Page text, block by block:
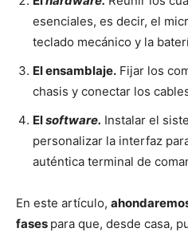
esenciales, es decir, el
teclado mecánico y la
El ensamblaje. Fijar los
chasis y conectar los
Elsoftware. Instalar el
personalizar la interfaz
auténtica terminal de
En este artículo,
fases para que, desde casa,